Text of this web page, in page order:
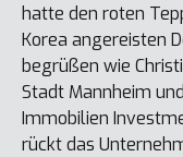
hatte den roten
Korea angereisten
begrüßen wie
Stadt Mannheim
Immobilien
rückt das